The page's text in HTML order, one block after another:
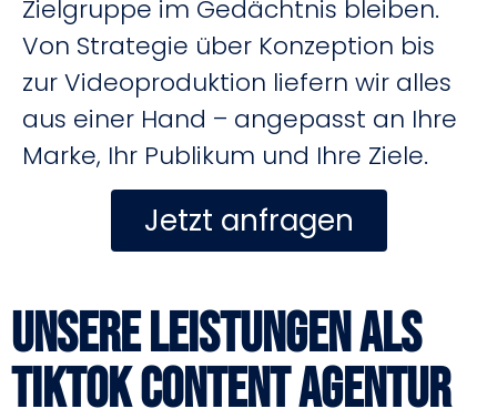
Zielgruppe im Gedächtnis bleiben.
Von Strategie über Konzeption bis
zur Videoproduktion liefern wir alles
aus einer Hand – angepasst an Ihre
Marke, Ihr Publikum und Ihre Ziele.
Jetzt anfragen
Unsere Leistungen als
TikTok Content Agentur